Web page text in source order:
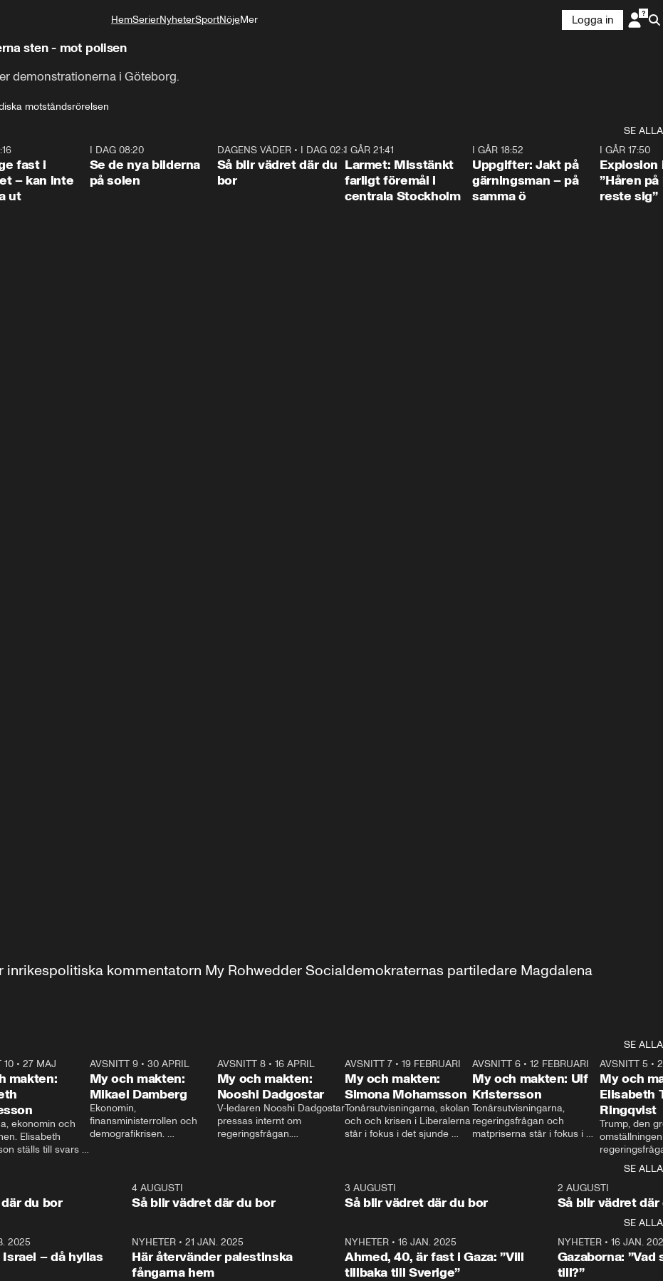
HemSerierNyheterSportNöjeMer
Logga in
sten - mot polisen
demonstrationerna i Göteborg.
motståndsrörelsen
SE ALLA
fast i
– kan inte
ut
I DAG 08:20
Se de nya bilderna
på solen
1:06
DAGENS VÄDER• I DAG 02:30
Så blir vädret där du
bor
I GÅR 21:41
Larmet: Misstänkt
farligt föremål i
centrala Stockholm
I GÅR 18:52
Uppgifter: Jakt på
gärningsman – på
samma ö
I GÅR 17:50
Explosion
”Håren
reste sig”
inrikespolitiska kommentatorn My Rohwedder Socialdemokraternas partiledare Magdalena
SE ALLA
10 •27 MAJ
makten:
ekonomin och
Elisabeth
ställs till svars
AVSNITT 9• 30 APRIL
My och makten:
Mikael Damberg
Ekonomin,
finansministerrollen och
demografikrisen.
och Makten.
AVSNITT 8• 16 APRIL
My och makten:
Nooshi Dadgostar
V-ledaren Nooshi Dadgostar
pressas internt om
regeringsfrågan.
– Vi ställer upp i val. Ska vi
vara med så sitter vi förstås
24:30
AVSNITT 7• 19 FEBRUARI
My och makten:
Simona Mohamsson
Tonårsutvisningarna, skolan
och och krisen i Liberalerna
står i fokus i det sjunde
kommentator My
Rohwedder ställer
utbildnings- och
Mohamsson till svars.
27:30
AVSNITT 6 •12 FEBRUARI
My och makten: Ulf
Kristersson
Tonårsutvisningarna,
regeringsfrågan och
matpriserna står i fokus i
Rohwedder ställer
statsminister Ulf Kristersson
AVSNITT 5 •
My och
Elisabeth
Ringqvist
Trump, den
centrum i
avsnittet av
Makten”. Se
Aftonbladets
Rohwedder
Thand Ring
SE ALLA
1:06
du bor
4 AUGUSTI
Så blir vädret där du bor
3 AUGUSTI
Så blir vädret där du bor
2 AUGUSTI
Så blir vädret där
SE ALLA
2025
– då hyllas
NYHETER •21 JAN. 2025
Här återvänder palestinska
fångarna hem
NYHETER• 16 JAN. 2025
Ahmed, 40, är fast i Gaza: ”Vill
tillbaka till Sverige”
NYHETER• 16 JAN.
Gazaborna:
till?”